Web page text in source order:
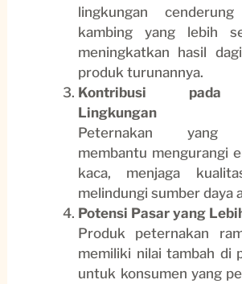
lingkungan cenderung
kambing yang lebih
meningkatkan hasil
produk turunannya.
Kontribusi pada
Lingkungan
Peternakan yang
membantu mengurangi
kaca, menjaga
melindungi sumber daya
Potensi Pasar yang
Produk peternakan
memiliki nilai tambah di
untuk konsumen yang